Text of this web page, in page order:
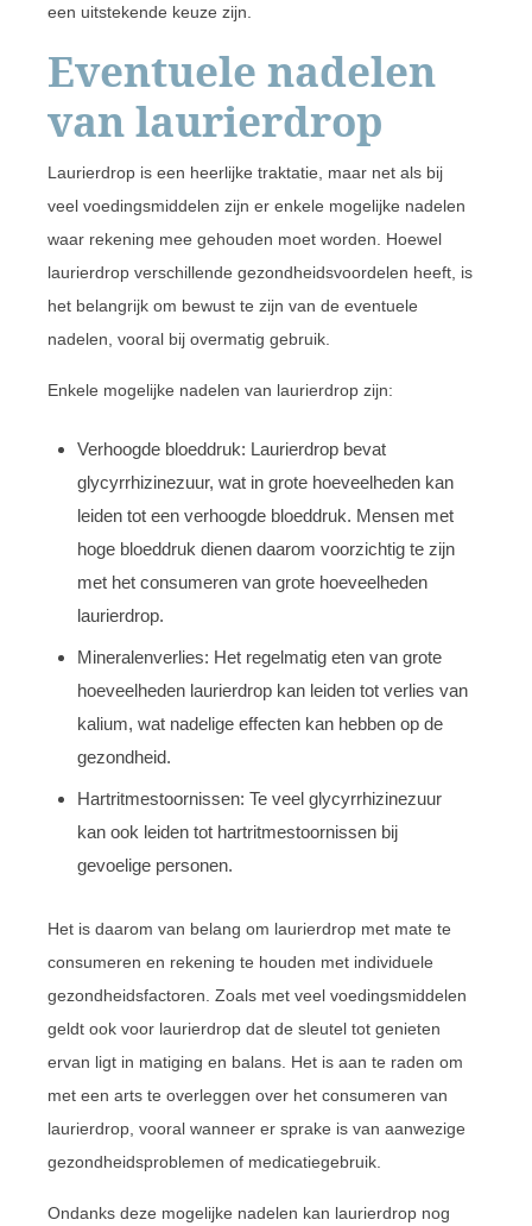
een uitstekende keuze zijn.
Eventuele nadelen
van laurierdrop
Laurierdrop is een heerlijke traktatie, maar net als bij
veel voedingsmiddelen zijn er enkele mogelijke nadelen
waar rekening mee gehouden moet worden. Hoewel
laurierdrop verschillende gezondheidsvoordelen heeft, is
het belangrijk om bewust te zijn van de eventuele
nadelen, vooral bij overmatig gebruik.
Enkele mogelijke nadelen van laurierdrop zijn:
Verhoogde bloeddruk: Laurierdrop bevat
glycyrrhizinezuur, wat in grote hoeveelheden kan
leiden tot een verhoogde bloeddruk. Mensen met
hoge bloeddruk dienen daarom voorzichtig te zijn
met het consumeren van grote hoeveelheden
laurierdrop.
Mineralenverlies: Het regelmatig eten van grote
hoeveelheden laurierdrop kan leiden tot verlies van
kalium, wat nadelige effecten kan hebben op de
gezondheid.
Hartritmestoornissen: Te veel glycyrrhizinezuur
kan ook leiden tot hartritmestoornissen bij
gevoelige personen.
Het is daarom van belang om laurierdrop met mate te
consumeren en rekening te houden met individuele
gezondheidsfactoren. Zoals met veel voedingsmiddelen
geldt ook voor laurierdrop dat de sleutel tot genieten
ervan ligt in matiging en balans. Het is aan te raden om
met een arts te overleggen over het consumeren van
laurierdrop, vooral wanneer er sprake is van aanwezige
gezondheidsproblemen of medicatiegebruik.
Ondanks deze mogelijke nadelen kan laurierdrop nog